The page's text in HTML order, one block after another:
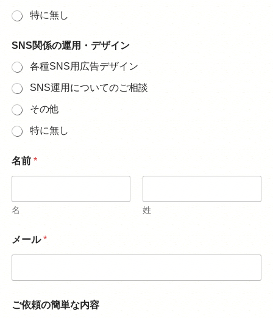
特に無し
SNS関係の運用・デザイン
各種SNS用広告デザイン
SNS運用についてのご相談
その他
特に無し
名前 *
名 姓
メール*
ご依頼の簡単な内容